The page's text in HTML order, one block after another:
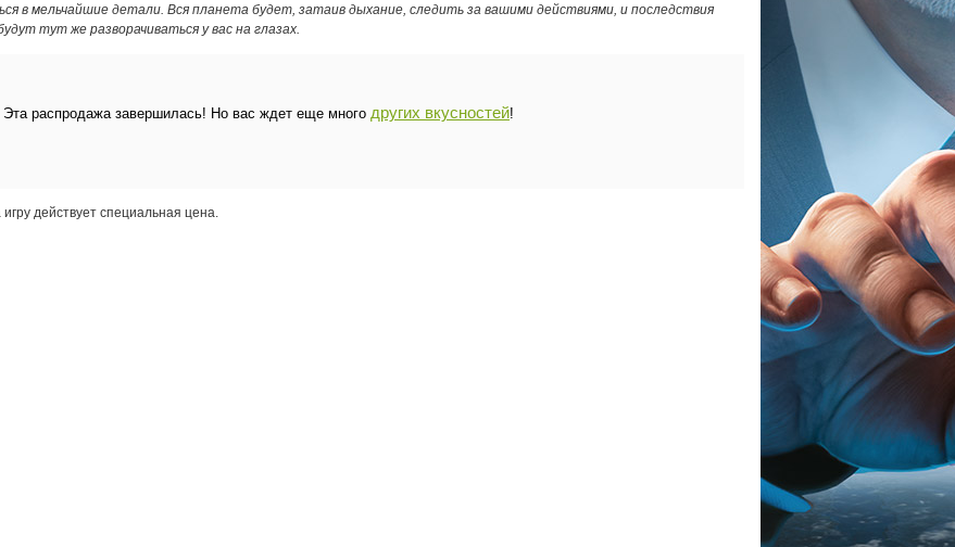
в мельчайшие детали. Вся планета будет, затаив дыхание, следить за вашими действиями, и последствия
тут же разворачиваться у вас на глазах.
Эта распродажа завершилась! Но вас ждет еще много других вкусностей!
действует специальная цена.